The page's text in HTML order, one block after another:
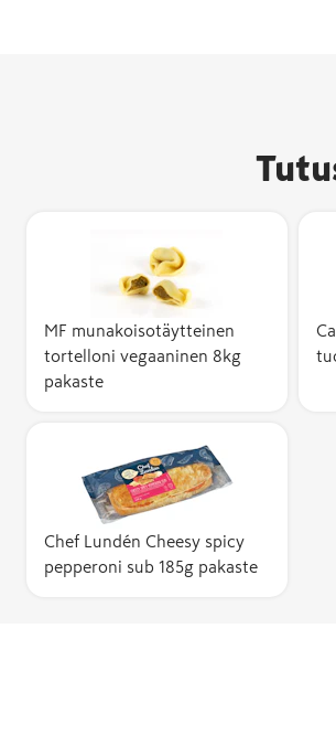
MF munakoisotäytteinen
tortelloni vegaaninen 8kg
pakaste
Chef Lundén Cheesy spicy
pepperoni sub 185g pakaste